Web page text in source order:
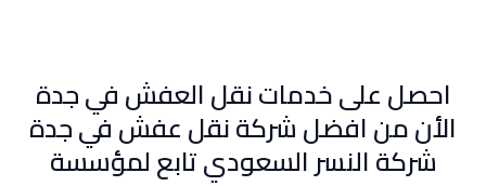
احصل على خدمات نقل العفش في جدة
الأن من افضل شركة نقل عفش في جدة
شركة النسر السعودي تابع لمؤسسة